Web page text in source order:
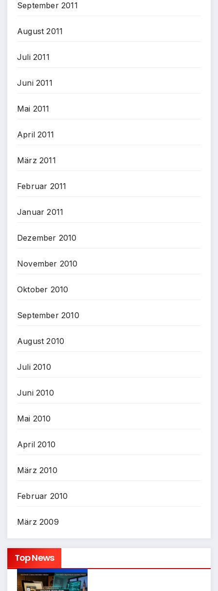
September 2011
August 2011
Juli 2011
Juni 2011
Mai 2011
April 2011
März 2011
Februar 2011
Januar 2011
Dezember 2010
November 2010
Oktober 2010
September 2010
August 2010
Juli 2010
Juni 2010
Mai 2010
April 2010
März 2010
Februar 2010
März 2009
Top News